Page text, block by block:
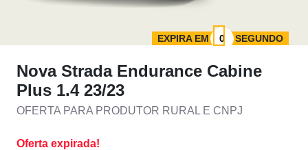
EXPIRA EM SEGUNDO
Nova Strada Endurance Cabine
Plus 1.4 23/23
OFERTA PARA PRODUTOR RURAL E CNPJ
Oferta expirada!